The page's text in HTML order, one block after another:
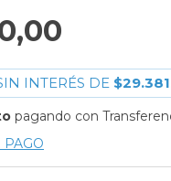
INTERÉS DE
pagando con